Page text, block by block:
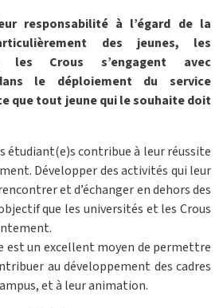
responsabilité à l’égard de la
des jeunes, les
les Crous s’engagent avec
le déploiement du service
que tout jeune qui le souhaite doit
étudiant(e)s contribue à leur réussite
Développer des activités qui leur
et d’échanger en dehors des
que les universités et les Crous
est un excellent moyen de permettre
au développement des cadres
et à leur animation.